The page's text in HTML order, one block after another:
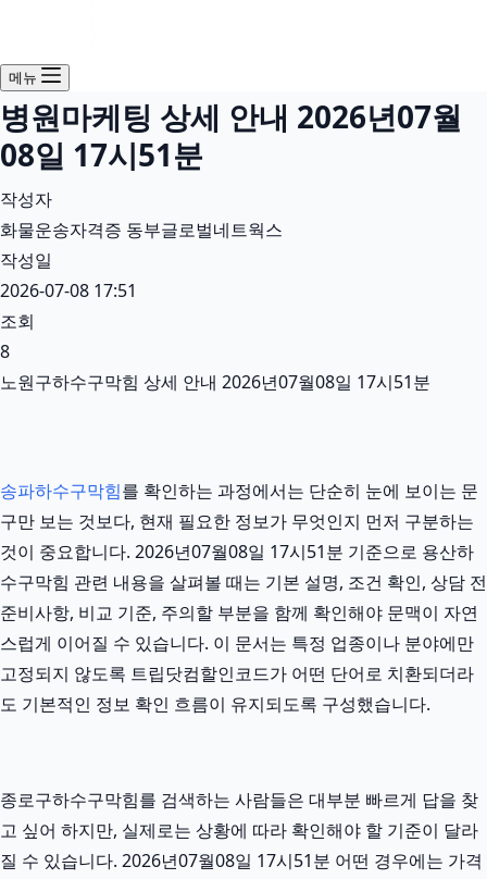
메뉴
병원마케팅 상세 안내 2026년07월
08일 17시51분
작성자
화물운송자격증 동부글로벌네트웍스
작성일
2026-07-08 17:51
조회
8
노원구하수구막힘 상세 안내 2026년07월08일 17시51분
송파하수구막힘를 확인하는 과정에서는 단순히 눈에 보이는 문
구만 보는 것보다, 현재 필요한 정보가 무엇인지 먼저 구분하는
것이 중요합니다. 2026년07월08일 17시51분 기준으로 용산하
수구막힘 관련 내용을 살펴볼 때는 기본 설명, 조건 확인, 상담 전
준비사항, 비교 기준, 주의할 부분을 함께 확인해야 문맥이 자연
스럽게 이어질 수 있습니다. 이 문서는 특정 업종이나 분야에만
고정되지 않도록 트립닷컴할인코드가 어떤 단어로 치환되더라
도 기본적인 정보 확인 흐름이 유지되도록 구성했습니다.
종로구하수구막힘를 검색하는 사람들은 대부분 빠르게 답을 찾
고 싶어 하지만, 실제로는 상황에 따라 확인해야 할 기준이 달라
질 수 있습니다. 2026년07월08일 17시51분 어떤 경우에는 가격